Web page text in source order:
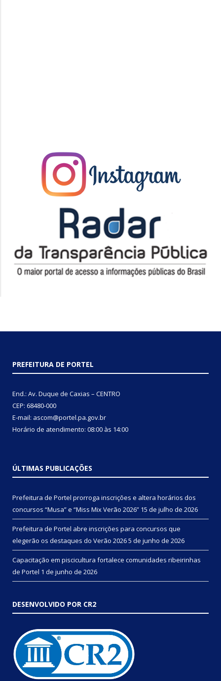
PREFEITURA DE PORTEL
End.: Av. Duque de Caxias – CENTRO
CEP: 68480-000
E-mail: ascom@portel.pa.gov.br
Horário de atendimento: 08:00 às 14:00
ÚLTIMAS PUBLICAÇÕES
Prefeitura de Portel prorroga inscrições e altera horários dos
concursos “Musa” e “Miss Mix Verão 2026” 15 de julho de 2026
Prefeitura de Portel abre inscrições para concursos que
elegerão os destaques do Verão 20265 de junho de 2026
Capacitação em piscicultura fortalece comunidades ribeirinhas
de Portel 1 de junho de 2026
DESENVOLVIDO POR CR2